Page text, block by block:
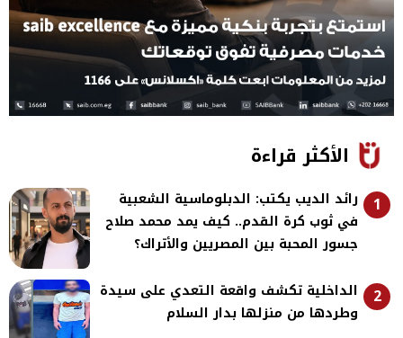
الأكثر قراءة
1
رائد الديب يكتب: الدبلوماسية الشعبية
في ثوب كرة القدم.. كيف يمد محمد صلاح
جسور المحبة بين المصريين والأتراك؟
2
الداخلية تكشف واقعة التعدي على سيدة
وطردها من منزلها بدار السلام